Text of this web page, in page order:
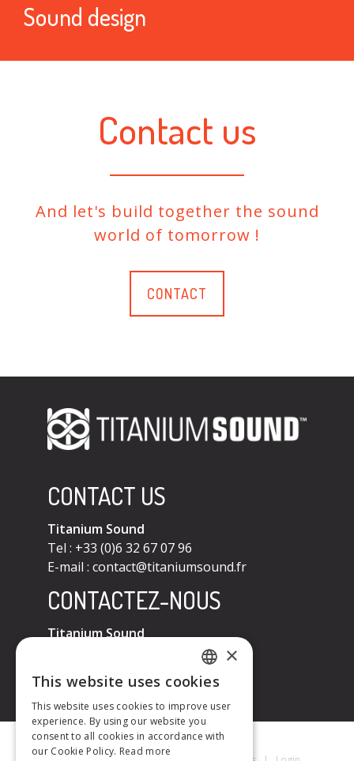
Sound design
Contact us
And let's build together the sound
world of tomorrow !
CONTACT
CONTACT US
Titanium Sound
Tel : +33 (0)6 32 67 07 96
E-mail : contact@titaniumsound.fr
CONTACTEZ-NOUS
Titanium Sound
FRENCH
ENGLISH
×
This website uses cookies
This website uses cookies to improve user
experience. By using our website you
consent to all cookies in accordance with
our Cookie Policy. Read more